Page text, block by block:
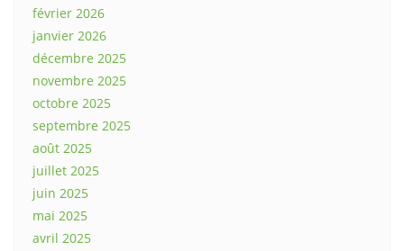
février 2026
janvier 2026
décembre 2025
novembre 2025
octobre 2025
septembre 2025
août 2025
juillet 2025
juin 2025
mai 2025
avril 2025